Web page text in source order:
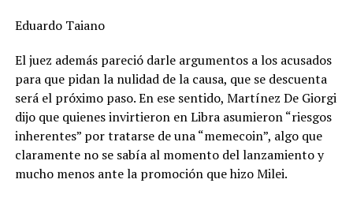
Eduardo Taiano
El juez además pareció darle argumentos a los acusados
para que pidan la nulidad de la causa, que se descuenta
será el próximo paso. En ese sentido, Martínez De Giorgi
dijo que quienes invirtieron en Libra asumieron “riesgos
inherentes” por tratarse de una “memecoin”, algo que
claramente no se sabía al momento del lanzamiento y
mucho menos ante la promoción que hizo Milei.